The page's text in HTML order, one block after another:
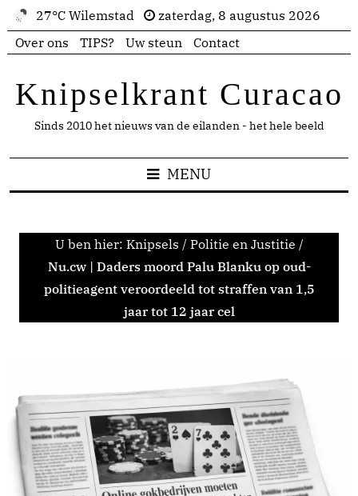
27°C Wilemstad
zaterdag, 8 augustus 2026
Over ons
TIPS? Uw steun Contact
Knipselkrant Curacao
Sinds 2010 het nieuws van de eilanden - het hele beeld
MENU
U ben hier: Knipsels / Politie en Justitie /
Nu.cw | Daders moord Palu Blanku op oud-
politieagent veroordeeld tot straffen van 1,5
jaar tot 12 jaar cel